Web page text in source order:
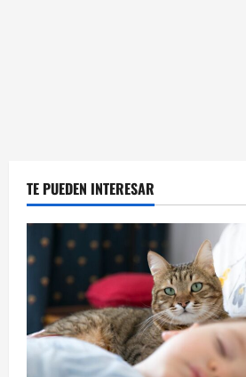
TE PUEDEN INTERESAR